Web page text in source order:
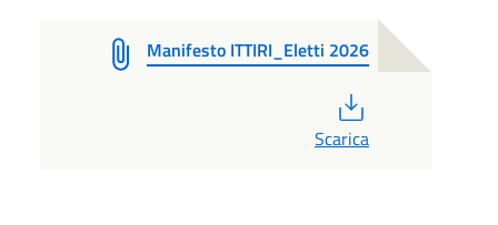
Manifesto ITTIRI_Eletti 2026
Scarica